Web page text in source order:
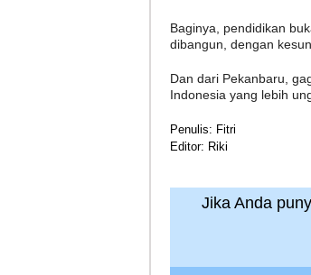
Baginya, pendidikan
dibangun, dengan
Dan dari Pekanbaru,
Indonesia yang lebih
Penulis: Fitri
Editor: Riki
Jika Anda